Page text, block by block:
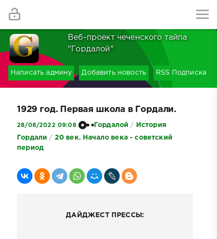
Веб-проект чеченского тайпа
"Гордалой"
Написать админу Добавить новость RSS Подписка
1929 год. Первая школа в Гордали.
28/08/2022 09:08 Гордалой / История
Гордали / 20 век. Начало века - советский
период
ДАЙДЖЕСТ ПРЕССЫ: